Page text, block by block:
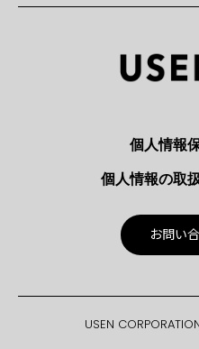
個人情報
個人情報の取
お問い
USEN